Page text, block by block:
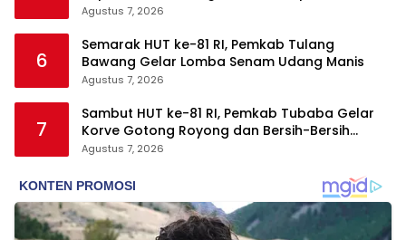
Daerah Rp820,3 Miliar
Agustus 7, 2026
6
Semarak HUT ke-81 RI, Pemkab Tulang
Bawang Gelar Lomba Senam Udang Manis
Agustus 7, 2026
7
Sambut HUT ke-81 RI, Pemkab Tubaba Gelar
Korve Gotong Royong dan Bersih-Bersih
Serentak
Agustus 7, 2026